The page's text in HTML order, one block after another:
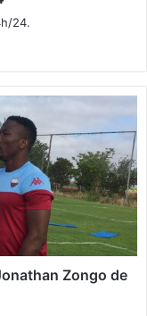
24.
Zongo de